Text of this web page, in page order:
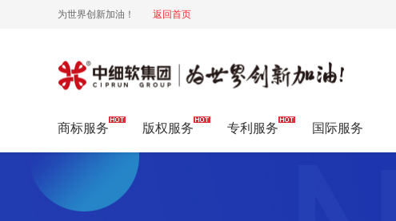
为世界创新加油！ 返回首页
行里行外
商标服务 版权服务 专利服务 国际服务